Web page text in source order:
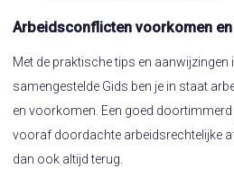
Arbeidsconflicten voorkomen
Met de praktische tips en aanwijzingen
samengestelde Gids ben je in staat
en voorkomen. Een goed
vooraf doordachte arbeidsrechtelijke
dan ook altijd terug.